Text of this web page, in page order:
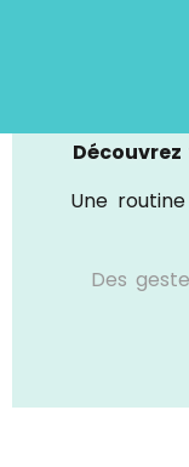
Une
Des